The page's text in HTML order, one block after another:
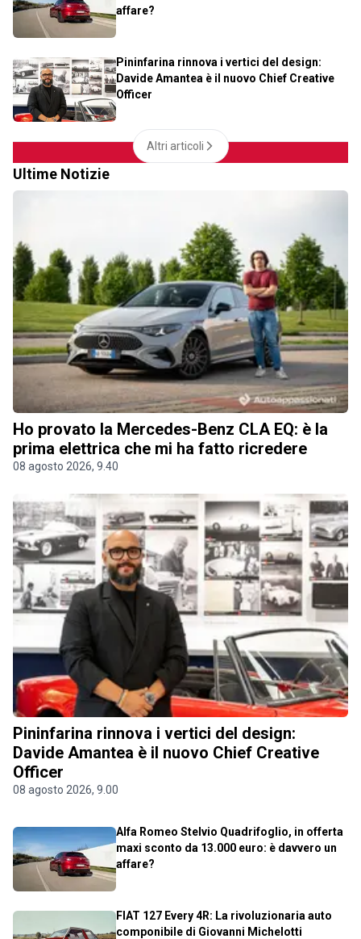
affare?
Pininfarina rinnova i vertici del design:
Davide Amantea è il nuovo Chief Creative
Officer
Altri articoli
Ultime Notizie
Ho provato la Mercedes-Benz CLA EQ: è la
prima elettrica che mi ha fatto ricredere
08 agosto 2026, 9.40
Pininfarina rinnova i vertici del design:
Davide Amantea è il nuovo Chief Creative
Officer
08 agosto 2026, 9.00
Alfa Romeo Stelvio Quadrifoglio, in offerta
maxi sconto da 13.000 euro: è davvero un
affare?
FIAT 127 Every 4R: La rivoluzionaria auto
componibile di Giovanni Michelotti